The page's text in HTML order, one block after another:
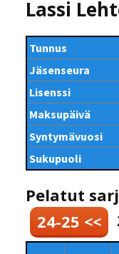
Lassi
Tunnus
Jäsenseura
Lisenssi
Maksupäivä
Syntymävuosi
Sukupuoli
Pelatut
24-25 <<